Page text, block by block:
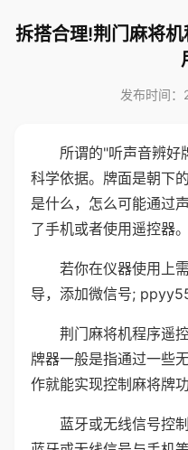
拆搭合理!荆门麻将
发布时间
所谓的"听声音辨好
科学依据。牌面是朝下
是什么，怎么可能通过
了手机或者使用遥控器。
若你在仪器使用上
导，添加微信号;
荆门麻将机程序遥
牌器一般是指通过一些
作就能实现控制麻将牌
蓝牙或无线信号控